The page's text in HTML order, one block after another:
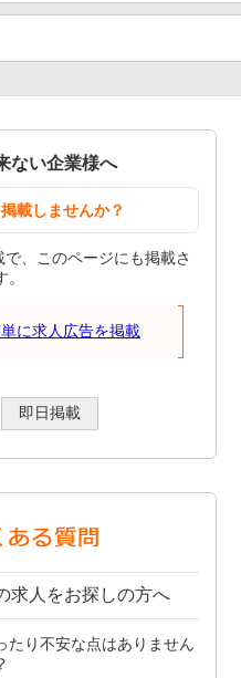
ない企業様へ
載しませんか？
、このページにも掲載さ
に求人広告を掲載
即日掲載
求人をお探しの方へ
たり不安な点はありません